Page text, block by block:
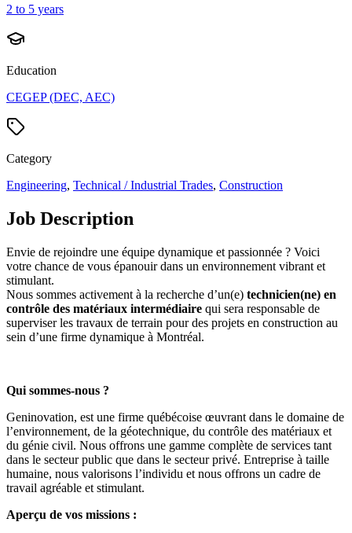
2 to 5 years
Education
CEGEP (DEC, AEC)
Category
Engineering, Technical / Industrial Trades, Construction
Job Description
Envie de rejoindre une équipe dynamique et passionnée ? Voici
votre chance de vous épanouir dans un environnement vibrant et
stimulant.
Nous sommes activement à la recherche d’un(e) technicien(ne) en
contrôle des matériaux intermédiaire qui sera responsable de
superviser les travaux de terrain pour des projets en construction au
sein d’une firme dynamique à Montréal.
Qui sommes-nous ?
Geninovation, est une firme québécoise œuvrant dans le domaine de
l’environnement, de la géotechnique, du contrôle des matériaux et
du génie civil. Nous offrons une gamme complète de services tant
dans le secteur public que dans le secteur privé. Entreprise à taille
humaine, nous valorisons l’individu et nous offrons un cadre de
travail agréable et stimulant.
Aperçu de vos missions :